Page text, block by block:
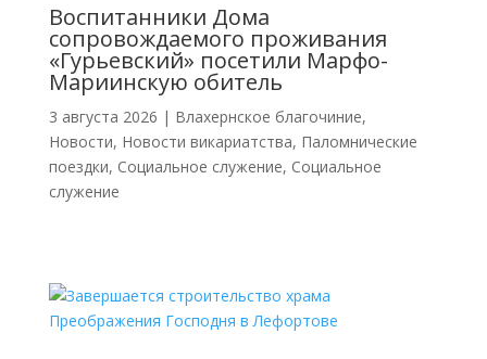
Воспитанники Дома
сопровождаемого проживания
«Гурьевский» посетили Марфо-
Мариинскую обитель
3 августа 2026 | Влахернское благочиние,
Новости, Новости викариатства, Паломнические
поездки, Социальное служение, Социальное
служение